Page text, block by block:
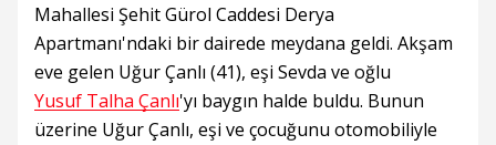
Mahallesi Şehit Gürol Caddesi Derya
Apartmanı'ndaki bir dairede meydana geldi. Akşam
eve gelen Uğur Çanlı (41), eşi Sevda ve oğlu
Yusuf Talha Çanlı'yı baygın halde buldu. Bunun
üzerine Uğur Çanlı, eşi ve çocuğunu otomobiliyle